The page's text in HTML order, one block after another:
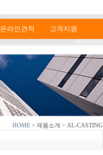
온라인견적 고객지원
HOME > 제품소개 > AL-CASTING